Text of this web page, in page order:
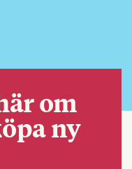
om
ny